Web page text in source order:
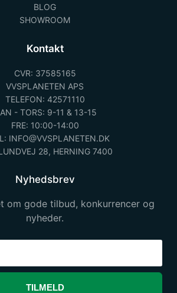
BLOG
SHOWROOM
Kontakt
CVR: 37585165
VVSPLANETEN APS
TELEFON: 42571110
- TORS: 9-11 & 13-15
FRE: 10:00-14:00
INFO@VVSPLANETEN.DK
28, HERNING 7400
Nyhedsbrev
om gode tilbud, konkurrencer og
nyheder.
TILMELD